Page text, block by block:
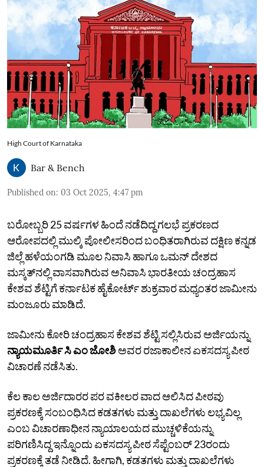
High Court of Karnataka
Bar & Bench
Published on: 03 Oct 2025, 4:47 pm
ಬರೋಬ್ಬರಿ 25 ವರ್ಷಗಳ ಹಿಂದೆ ನಡೆದಿದ್ದ ಗಲಭೆ ಪ್ರಕರಣದ
ಆರೋಪದಲ್ಲಿ ಮುಲ್ಕಿ ಪೋಲೀಸರಿಂದ ಬಂಧಿತರಾಗಿರುವ ದಕ್ಷಿಣ ಕನ್ನಡ
ಜಿಲ್ಲೆ ಹಳೆಯಂಗಡಿ ಮೂಲ ನಿವಾಸಿ ಹಾಗೂ ಒಮನ್ ದೇಶದ
ಮಸ್ಕತ್‌ನಲ್ಲಿ ವಾಸವಾಗಿರುವ ಅನಿವಾಸಿ ಭಾರತೀಯ ಚಂದ್ರಹಾಸ
ಕೇಶವ ಶೆಟ್ಟಿಗೆ ಕರ್ನಾಟಕ ಹೈಕೋರ್ಟ್ ಶುಕ್ರವಾರ ಮಧ್ಯಂತರ ಜಾಮೀನು
ಮಂಜೂರು ಮಾಡಿದೆ.
ಜಾಮೀನು ಕೋರಿ ಚಂದ್ರಹಾಸ ಕೇಶವ ಶೆಟ್ಟಿ ಸಲ್ಲಿಸಿರುವ ಅರ್ಜಿಯನ್ನು
ನ್ಯಾಯಮೂರ್ತಿ ಸಿ ಎಂ ಜೋಶಿಅವರ ರಜಾಕಾಲೀನ ಏಕಸದಸ್ಯ ಪೀಠ
ವಿಚಾರಣೆ ನಡೆಸಿತು.
ಕೆಲ ಕಾಲ ಅರ್ಜಿದಾರರ ಪರ ವಕೀಲರ ವಾದ ಆಲಿಸಿದ ಪೀಠವು
ಪ್ರಕರಣಕ್ಕೆ ಸಂಬಂಧಿಸಿದ ಕಡತಗಳು ಮತ್ತು ದಾಖಲೆಗಳು ಲಭ್ಯವಿಲ್ಲ
ಎಂಬ ವಿಚಾರಣಾಧೀನ ನ್ಯಾಯಾಲಯದ ಮುಚ್ಚಳಿಕೆಯನ್ನು
ಪರಿಗಣಿಸಿದ್ದ ಇನ್ನೊಂದು ಏಕಸದಸ್ಯ ಪೀಠ ಸೆಪ್ಟೆಂಬರ್‌ 23ರಂದು
ಪ್ರಕರಣಕ್ಕೆ ತಡೆ ನೀಡಿದೆ. ಹೀಗಾಗಿ, ಕಡತಗಳು ಮತ್ತು ದಾಖಲೆಗಳು